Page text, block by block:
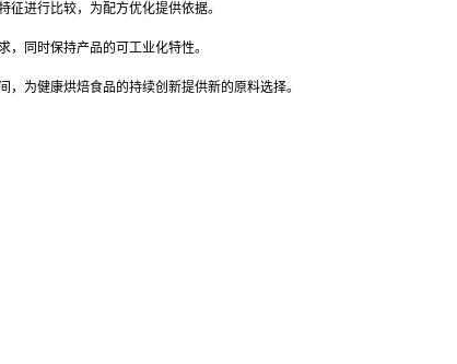
进行比较，为配方优化提供依据。
同时保持产品的可工业化特性。
为健康烘焙食品的持续创新提供新的原料选择。